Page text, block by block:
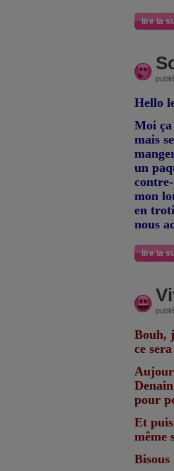
lire la
Hello
Moi
mais
un
mon
en
nous
lire la
Bouh,
ce
pour
Et
même
Bisous